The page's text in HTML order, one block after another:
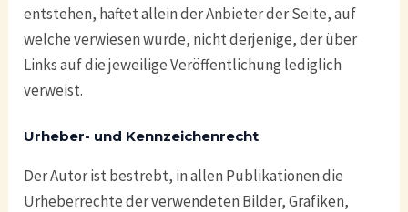
entstehen, haftet allein der Anbieter der Seite, auf
welche verwiesen wurde, nicht derjenige, der über
Links auf die jeweilige Veröffentlichung lediglich
verweist.
Urheber- und Kennzeichenrecht
Der Autor ist bestrebt, in allen Publikationen die
Urheberrechte der verwendeten Bilder, Grafiken,